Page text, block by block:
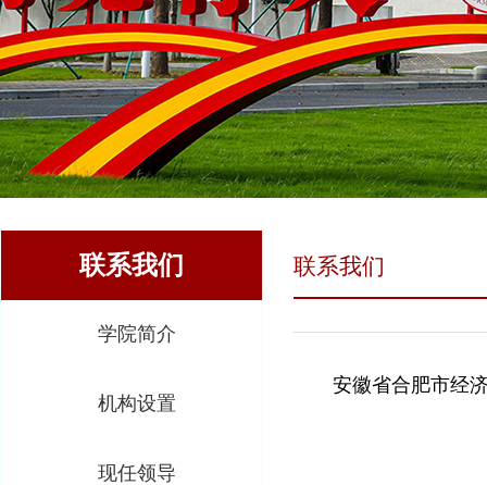
联系我们
学院简介
机构设置
现任领导
联系我们
安徽省合肥市经